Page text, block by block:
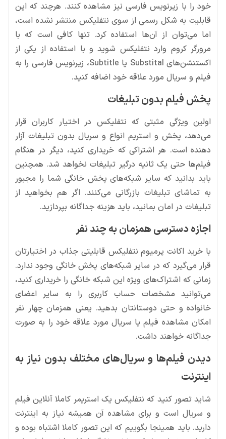
خود را با زیرنویس فارسی نیز مشاهده کنند. هرچند که این
قابلیت به شکل رسمی از سوی نتفلیکس منتشر نشده است،
اما می‌توان از آن‌ها استفاده کرد. تنها کافی است که با
مرورگر کروم وارد نتفلیکس شوید و با استفاده از یکی از
اکستنشن‌های Substital یا Subtitle، زیرنویس فارسی را به
فیلم و سریال مورد علاقه خود اضافه کنید.
پخش فیلم بدون تبلیغات
اولین ویژگی مثبتی که نتفلیکس در اختیار کاربران قرار
می‌دهد، پخش و استریم انواع و سریال بدون تبلیغات آزار
دهنده است. هر اشتراکی که خریداری کنید، دیگر در هنگام
فیلم‌ها حتی یک ثانیه درگیر تبلیغات نخواهد شد. همچنین
باید بدانید که سایر شبکه‌های پخش خانگی شما را مجبور
به تماشای تبلیغات بازرگانی می‌کنند. اگر هم بخواهید از
تبلیغات در امان بمانید، باید هزینه جداگانه بپردازید.
اجازه دسترسی همزمان به چند نفر
با خرید اکانت پرمیوم نتفلیکس قابلیتی جذاب در اختیارتان
قرار می‌گیرد که در سایر شبکه‌های پخش خانگی وجود ندارد.
زمانی که اشتراک‌های ویژه این شبکه خانگی را خریداری کنید،
می‌توانید مشخصات حساب کاربری را به سایر اعضای
خانواده و حتی دوستانتان بدهید. یعنی همزمان چهار نفر
امکان مشاهده فیلم یا سریال مورد علاقه خود را به صورت
جداگانه خواهند داشت.
دیدن فیلم‌ها و سریال‌های مختلف بدون نیاز به
اینترنت
شاید تصور کنید که نتفلیکس یک استریمر کاملا آنلاین فیلم
و سریال است و برای مشاهده آن همیشه نیاز به اینترنت
دارید. باید همینجا بگوییم که این تصور کاملا اشتباه بوده و